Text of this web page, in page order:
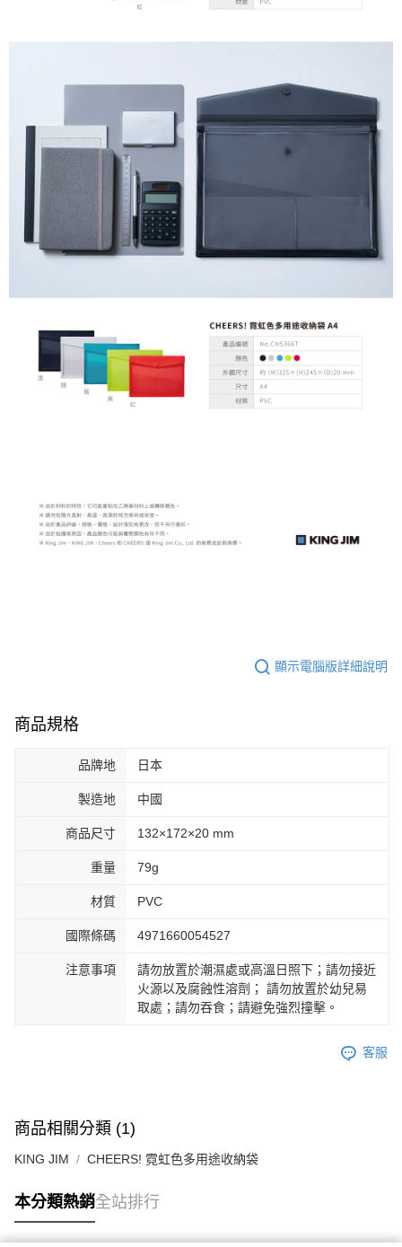
顯示電腦版詳細說明
商品規格
品牌地 日本
製造地 中國
商品尺寸 132×172×20 mm
重量 79g
材質 PVC
國際條碼 4971660054527
注意事項
請勿放置於潮濕處或高溫日照下；請勿接近
火源以及腐蝕性溶劑； 請勿放置於幼兒易
取處；請勿吞食；請避免強烈撞擊。
客服
商品相關分類 (1)
KING JIM CHEERS! 霓虹色多用途收納袋
本分類熱銷全站排行